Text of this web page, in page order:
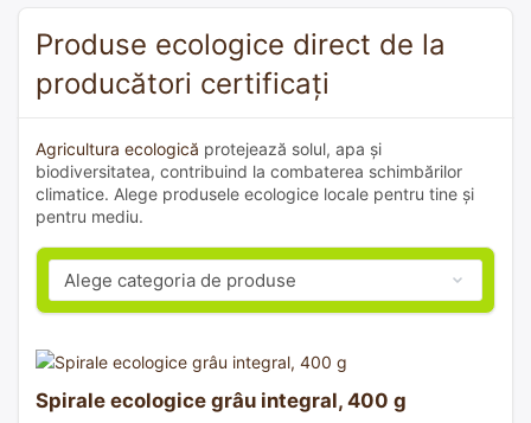
Produse ecologice direct de la
producători certificați
Agricultura ecologică protejează solul, apa și
biodiversitatea, contribuind la combaterea schimbărilor
climatice. Alege produsele ecologice locale pentru tine și
pentru mediu.
Spirale ecologice grâu integral, 400 g